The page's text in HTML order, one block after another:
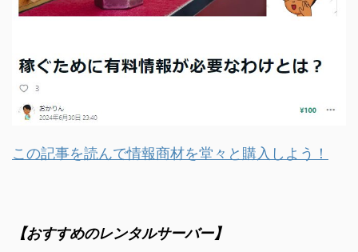
この記事を読んで情報商材を堂々と購入しよう！
【おすすめのレンタルサーバー】